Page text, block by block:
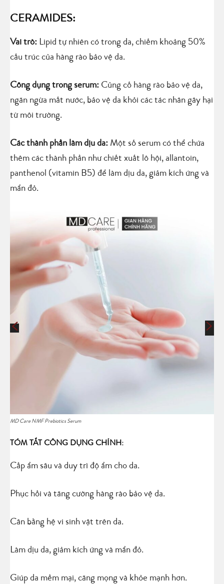
CERAMIDES:
Vai trò: Lipid tự nhiên có trong da, chiếm khoảng 50%
cấu trúc của hàng rào bảo vệ da.
Công dụng trong serum: Củng cố hàng rào bảo vệ da,
ngăn ngừa mất nước, bảo vệ da khỏi các tác nhân gây hại
từ môi trường.
Các thành phần làm dịu da: Một số serum có thể chứa
thêm các thành phần như chiết xuất lô hội, allantoin,
panthenol (vitamin B5) để làm dịu da, giảm kích ứng và
mẩn đỏ.
MD Care NMF Prebiotics Serum
TÓM TẮT CÔNG DỤNG CHÍNH:
Cấp ẩm sâu và duy trì độ ẩm cho da.
Phục hồi và tăng cường hàng rào bảo vệ da.
Cân bằng hệ vi sinh vật trên da.
Làm dịu da, giảm kích ứng và mẩn đỏ.
Giúp da mềm mại, căng mọng và khỏe mạnh hơn.